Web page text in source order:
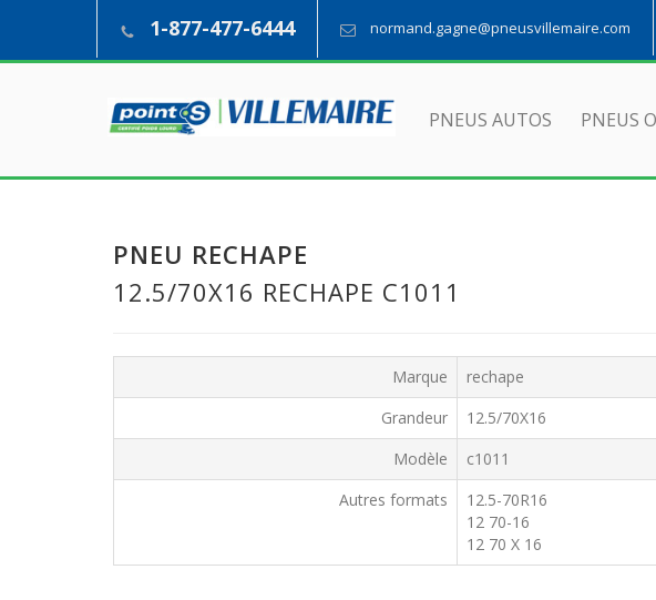
1-877-477-6444 normand.gagne@pneusvillemaire.com
PNEUS AUTOS PNEUS
PNEU RECHAPE
12.5/70X16 RECHAPE C1011
Marque
rechape
Grandeur
12.5/70X16
Modèle
c1011
Autres formats
12.5-70R16
12 70-16
12 70 X 16